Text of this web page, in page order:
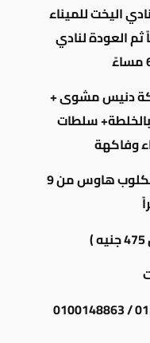
اليخت للميناء
الساعة 10صباحاً ثم العودة لنادي
دنيس مشوى +
سلطات
وفاكهة
يسدد الإشتراك بمقر اللجان بالكلوب هاوس من 9
)